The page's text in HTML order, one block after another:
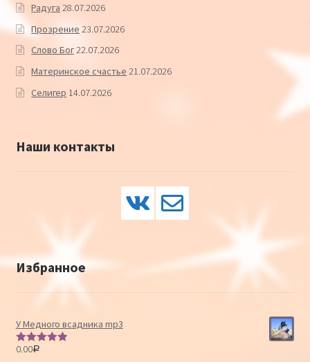
Радуга 28.07.2026
Прозрение 23.07.2026
Слово Бог22.07.2026
Материнское счастье 21.07.2026
Селигер 14.07.2026
Наши контакты
Избранное
У Медного всадника mp3
Оценка
0.00Р